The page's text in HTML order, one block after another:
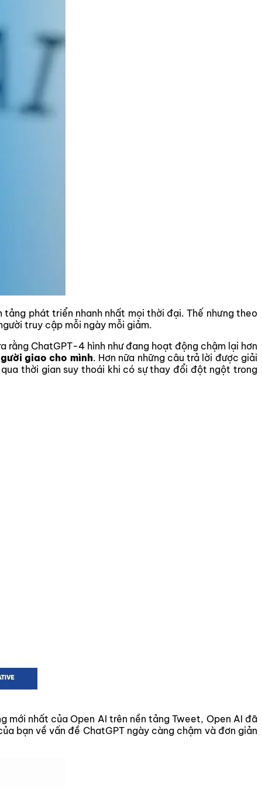
phát triển nhanh nhất mọi thời đại. Thế nhưng theo
truy cập mỗi ngày mỗi giảm.
rằng ChatGPT-4 hình như đang hoạt động chậm lại hơn
giao cho mình. Hơn nữa những câu trả lời được giải
thời gian suy thoái khi có sự thay đổi đột ngột trong
mới nhất của Open AI trên nền tảng Tweet, Open AI đã
bạn về vấn đề ChatGPT ngày càng chậm và đơn giản